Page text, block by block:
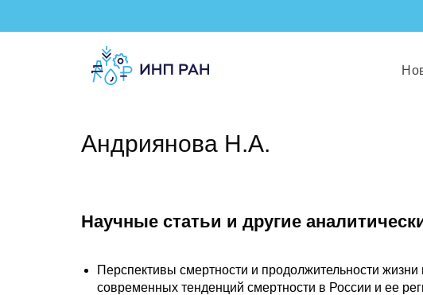
Андриянова Н.А.
Научные статьи и другие
Перспективы смертности и продолжительности
современных тенденций смертности в России и ее